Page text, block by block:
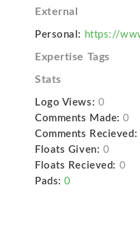
External
Personal: https://
Expertise Tags
Stats
Logo Views: 0
Comments Made: 0
Comments Recieved:
Floats Given: 0
Floats Recieved: 0
Pads: 0